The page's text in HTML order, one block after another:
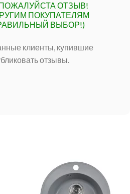
ОТЗЫВ!
ПОКУПАТЕЛЯМ
ВЫБОР!)
клиенты, купившие
отзывы.